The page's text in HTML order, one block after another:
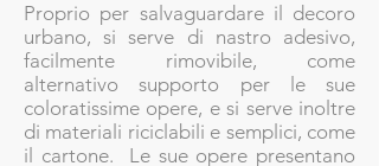
Proprio per salvaguardare il decoro
urbano, si serve di nastro adesivo,
facilmente rimovibile, come
alternativo supporto per le sue
coloratissime opere, e si serve inoltre
di materiali riciclabili e semplici, come
il cartone. Le sue opere presentano